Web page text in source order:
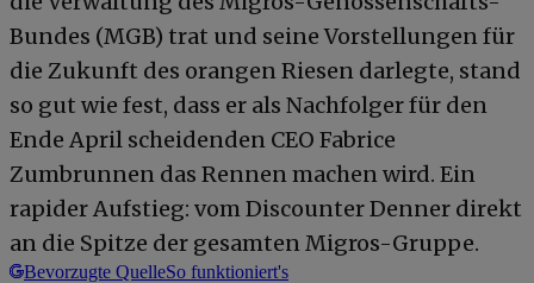
Bundes (MGB) trat und seine Vorstellungen für
die Zukunft des orangen Riesen darlegte, stand
so gut wie fest, dass er als Nachfolger für den
Ende April scheidenden CEO Fabrice
Zumbrunnen das Rennen machen wird. Ein
rapider Aufstieg: vom Discounter Denner direkt
an die Spitze der gesamten Migros-Gruppe.
Bevorzugte QuelleSo funktioniert's